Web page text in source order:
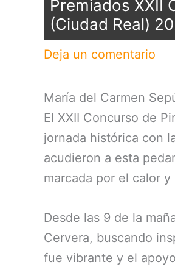
Premiados XXII
(Ciudad Real)
Deja un comentario
María del Carmen
El XXII Concurso de
jornada histórica con
acudieron a esta
marcada por el calor
Desde las 9 de la
Cervera, buscando
fue vibrante y el